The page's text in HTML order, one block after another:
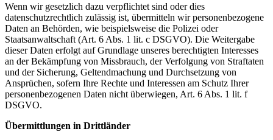
Wenn wir gesetzlich dazu verpflichtet sind oder dies
datenschutzrechtlich zulässig ist, übermitteln wir personenbezogene
Daten an Behörden, wie beispielsweise die Polizei oder
Staatsanwaltschaft (Art. 6 Abs. 1 lit. c DSGVO). Die Weitergabe
dieser Daten erfolgt auf Grundlage unseres berechtigten Interesses
an der Bekämpfung von Missbrauch, der Verfolgung von Straftaten
und der Sicherung, Geltendmachung und Durchsetzung von
Ansprüchen, sofern Ihre Rechte und Interessen am Schutz Ihrer
personenbezogenen Daten nicht überwiegen, Art. 6 Abs. 1 lit. f
DSGVO.
Übermittlungen in Drittländer